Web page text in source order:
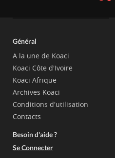
Général
A la une de Koaci
Koaci Côte d'Ivoire
Koaci Afrique
Archives Koaci
Conditions d'utilisation
Contacts
Besoin d'aide ?
Se Connecter